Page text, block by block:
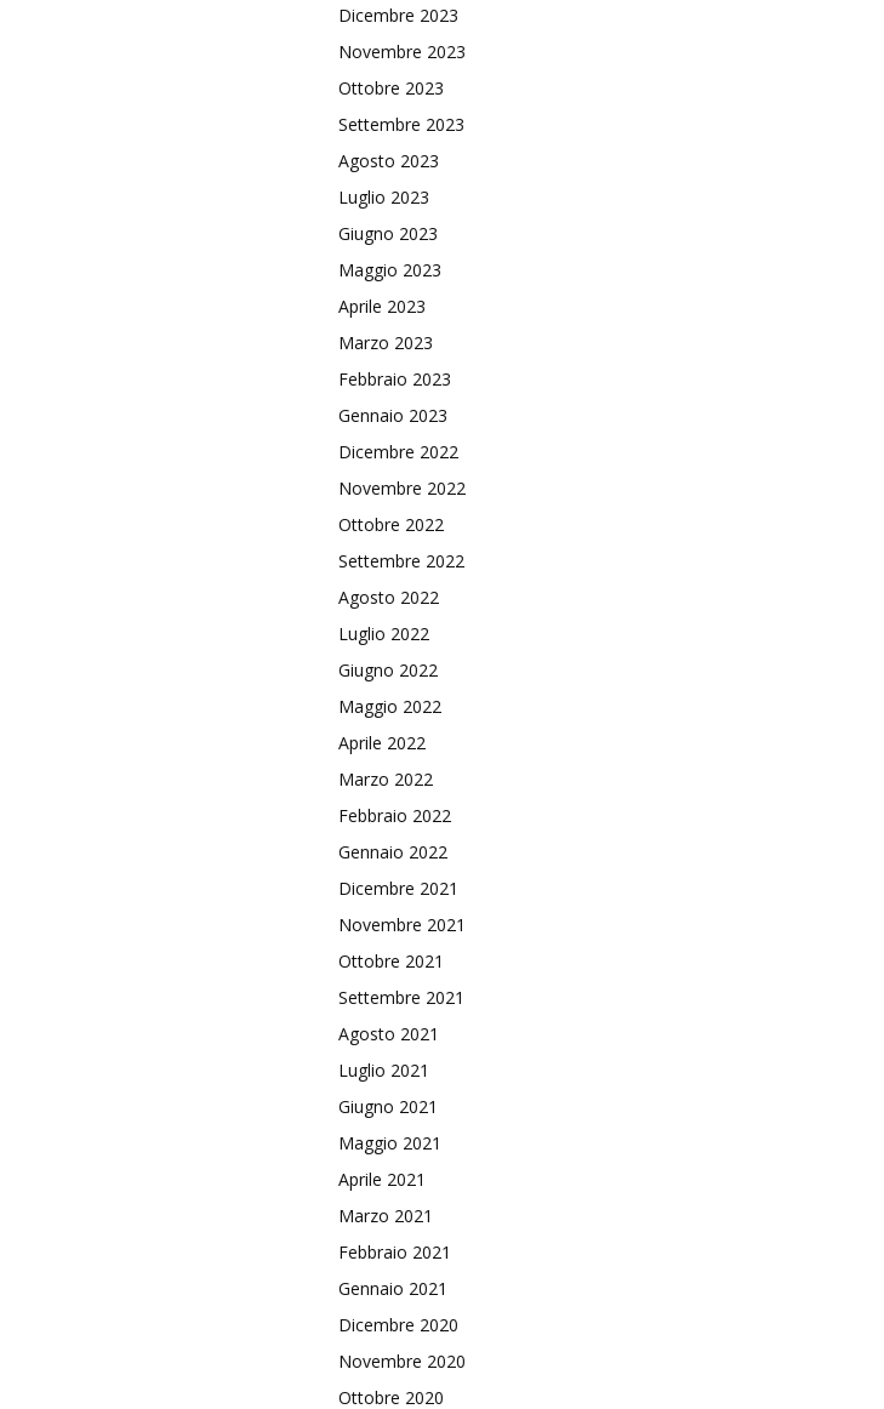
Dicembre 2023
Novembre 2023
Ottobre 2023
Settembre 2023
Agosto 2023
Luglio 2023
Giugno 2023
Maggio 2023
Aprile 2023
Marzo 2023
Febbraio 2023
Gennaio 2023
Dicembre 2022
Novembre 2022
Ottobre 2022
Settembre 2022
Agosto 2022
Luglio 2022
Giugno 2022
Maggio 2022
Aprile 2022
Marzo 2022
Febbraio 2022
Gennaio 2022
Dicembre 2021
Novembre 2021
Ottobre 2021
Settembre 2021
Agosto 2021
Luglio 2021
Giugno 2021
Maggio 2021
Aprile 2021
Marzo 2021
Febbraio 2021
Gennaio 2021
Dicembre 2020
Novembre 2020
Ottobre 2020